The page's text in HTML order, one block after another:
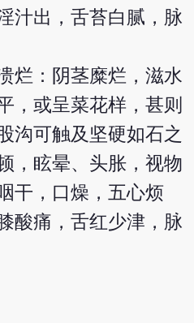
汁出，舌苔白腻，脉
烂：阴茎糜烂，滋水
，或呈菜花样，甚则
沟可触及坚硬如石之
，眩晕、头胀，视物
干，口燥，五心烦
酸痛，舌红少津，脉